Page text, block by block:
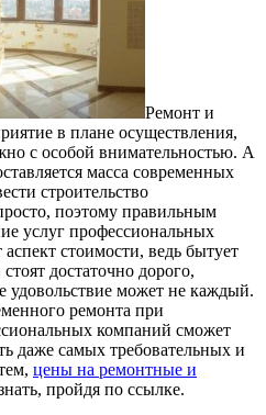
Ремонт и
в плане осуществления,
с особой внимательностью. А
масса современных
строительство
поэтому правильным
услуг профессиональных
стоимости, ведь бытует
достаточно дорого,
удовольствие может не каждый.
ремонта при
компаний сможет
даже самых требовательных и
цены на ремонтные и
пройдя по ссылке.